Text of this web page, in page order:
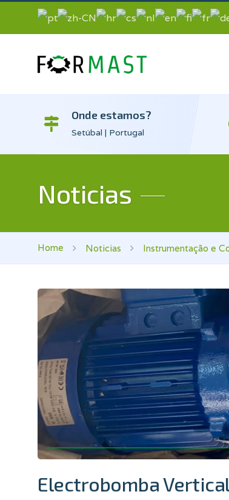
Onde estamos?
Setúbal | Portugal
Noticias
Home Noticias Instrumentação e
Electrobomba